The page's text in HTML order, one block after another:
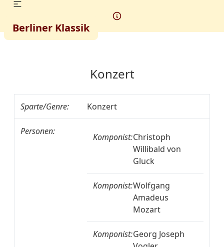
Berliner Klassik
Konzert
Sparte/Genre: Konzert
Personen:
Komponist:Christoph
Willibald von
Gluck
Komponist:Wolfgang
Amadeus
Mozart
Komponist:Georg Joseph